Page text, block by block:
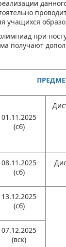
учащихся
при
получают
01.11.2025
(сб)
08.11.2025
(сб)
13.12.2025
(сб)
07.12.2025
(вск)